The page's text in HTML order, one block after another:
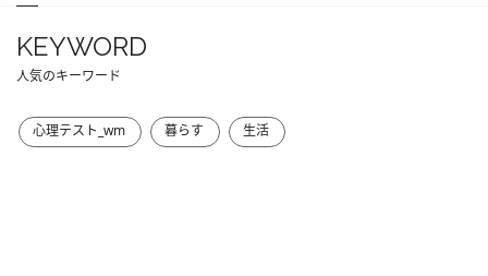
KEYWORD
人気のキーワード
心理テスト_wm 暮らす 生活